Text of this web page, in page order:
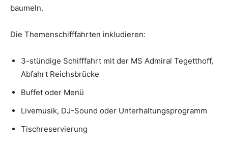
baumeln.
Die Themenschifffahrten inkludieren:
3-stündige Schifffahrt mit der MS Admiral Tegetthoff,
Abfahrt Reichsbrücke
Buffet oder Menü
Livemusik, DJ-Sound oder Unterhaltungsprogramm
Tischreservierung